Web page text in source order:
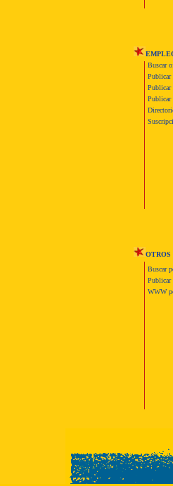
Buscar
Publicar
Publicar
Publicar
OTROS
Buscar
Publicar
WWW